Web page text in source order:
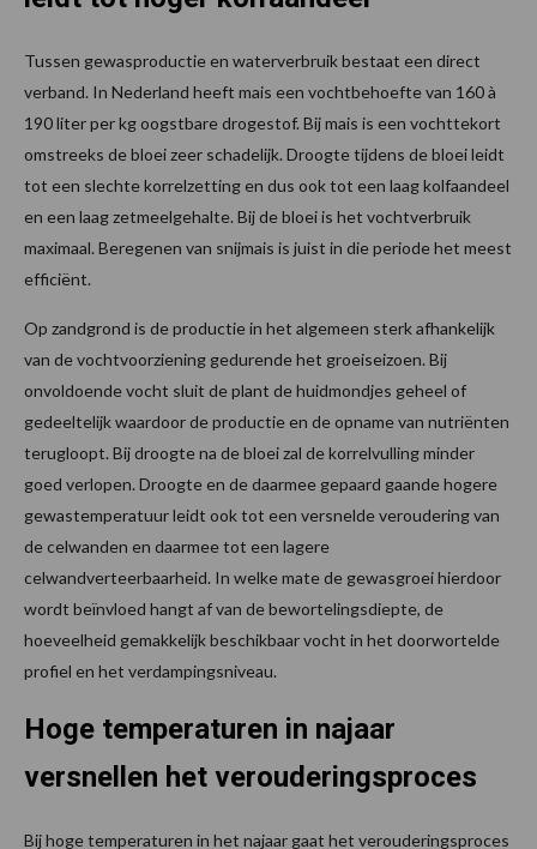
Tussen gewasproductie en waterverbruik bestaat een direct
verband. In Nederland heeft mais een vochtbehoefte van 160 à
190 liter per kg oogstbare drogestof. Bij mais is een vochttekort
omstreeks de bloei zeer schadelijk. Droogte tijdens de bloei leidt
tot een slechte korrelzetting en dus ook tot een laag kolfaandeel
en een laag zetmeelgehalte. Bij de bloei is het vochtverbruik
maximaal. Beregenen van snijmais is juist in die periode het meest
efficiënt.
Op zandgrond is de productie in het algemeen sterk afhankelijk
van de vochtvoorziening gedurende het groeiseizoen. Bij
onvoldoende vocht sluit de plant de huidmondjes geheel of
gedeeltelijk waardoor de productie en de opname van nutriënten
terugloopt. Bij droogte na de bloei zal de korrelvulling minder
goed verlopen. Droogte en de daarmee gepaard gaande hogere
gewastemperatuur leidt ook tot een versnelde veroudering van
de celwanden en daarmee tot een lagere
celwandverteerbaarheid. In welke mate de gewasgroei hierdoor
wordt beïnvloed hangt af van de bewortelingsdiepte, de
hoeveelheid gemakkelijk beschikbaar vocht in het doorwortelde
profiel en het verdampingsniveau.
Hoge temperaturen in najaar
versnellen het verouderingsproces
Bij hoge temperaturen in het najaar gaat het verouderingsproces